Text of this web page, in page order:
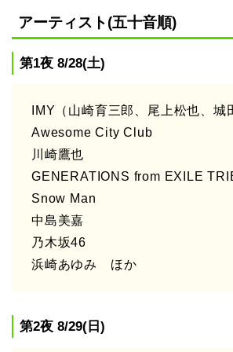
アーティスト(五十音順)
第1夜 8/28(土)
IMY（山崎育三郎、尾上松也、城
Awesome City Club
川崎鷹也
GENERATIONS from EXILE
Snow Man
中島美嘉
乃木坂46
浜崎あゆみ ほか
第2夜 8/29(日)